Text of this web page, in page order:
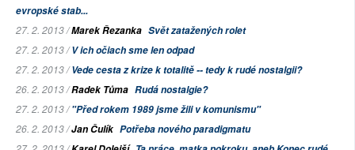
evropské stab...
27. 2. 2013 /Marek Řezanka Svět zatažených rolet
27. 2. 2013 /V ich očiach sme len odpad
27. 2. 2013 /Vede cesta z krize k totalitě -- tedy k rudé nostalgii?
26. 2. 2013 /Radek Tůma Rudá nostalgie?
27. 2. 2013 /"Před rokem 1989 jsme žili v komunismu"
26. 2. 2013 /Jan Čulík Potřeba nového paradigmatu